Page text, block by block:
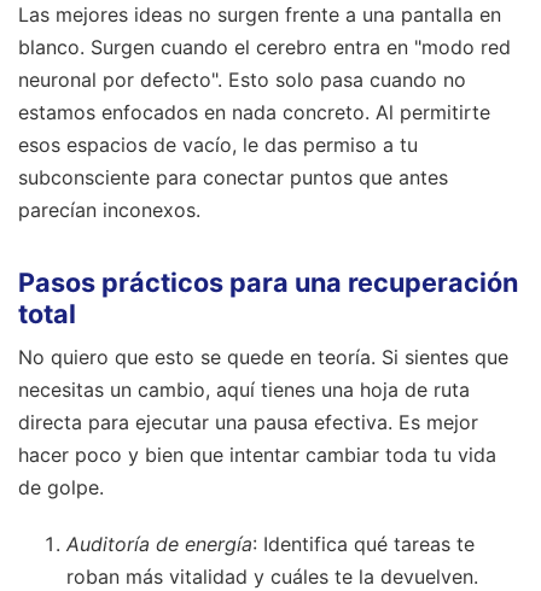
Las mejores ideas no surgen frente a una pantalla en
blanco. Surgen cuando el cerebro entra en "modo red
neuronal por defecto". Esto solo pasa cuando no
estamos enfocados en nada concreto. Al permitirte
esos espacios de vacío, le das permiso a tu
subconsciente para conectar puntos que antes
parecían inconexos.
Pasos prácticos para una recuperación
total
No quiero que esto se quede en teoría. Si sientes que
necesitas un cambio, aquí tienes una hoja de ruta
directa para ejecutar una pausa efectiva. Es mejor
hacer poco y bien que intentar cambiar toda tu vida
de golpe.
Auditoría de energía: Identifica qué tareas te
roban más vitalidad y cuáles te la devuelven.